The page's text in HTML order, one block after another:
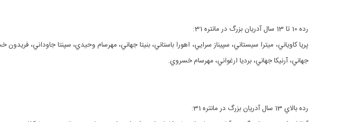
رده 10 تا 13 سال آدريان بزرگ در مانتره 31:
جهاني، آرنيكا جهاني، برديا ارغواني، مهرسام خسروي.
رده بالاي 13 سال آدريان بزرگ در مانتره 31: